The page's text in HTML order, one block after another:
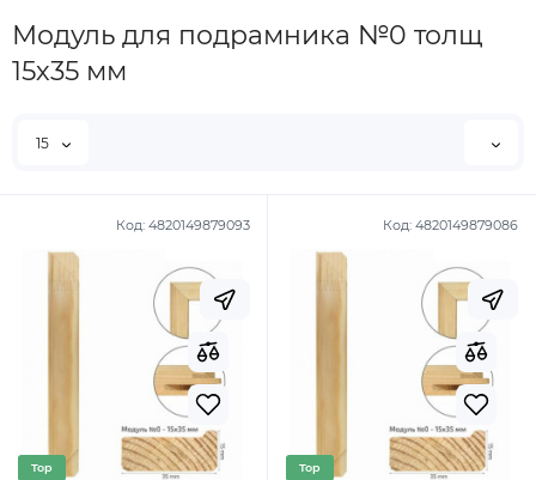
Модуль для подрамника №0 толщ
15х35 мм
15
Код: 4820149879093
Top
Код: 4820149879086
Top